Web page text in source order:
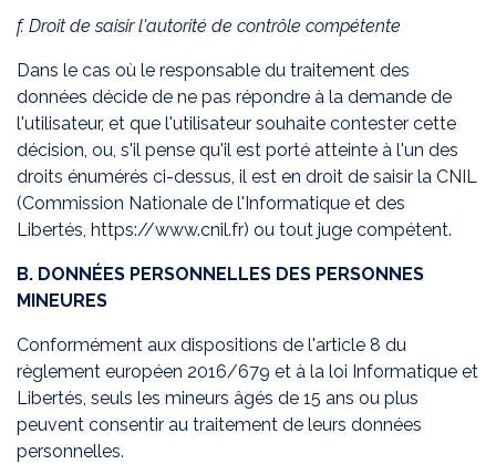
f. Droit de saisir l'autorité de contrôle compétente
Dans le cas où le responsable du traitement des
données décide de ne pas répondre à la demande de
l'utilisateur, et que l'utilisateur souhaite contester cette
décision, ou, s'il pense qu'il est porté atteinte à l'un des
droits énumérés ci-dessus, il est en droit de saisir la CNIL
(Commission Nationale de l'Informatique et des
Libertés, https://www.cnil.fr) ou tout juge compétent.
B. DONNÉES PERSONNELLES DES PERSONNES
MINEURES
Conformément aux dispositions de l'article 8 du
règlement européen 2016/679 et à la loi Informatique et
Libertés, seuls les mineurs âgés de 15 ans ou plus
peuvent consentir au traitement de leurs données
personnelles.